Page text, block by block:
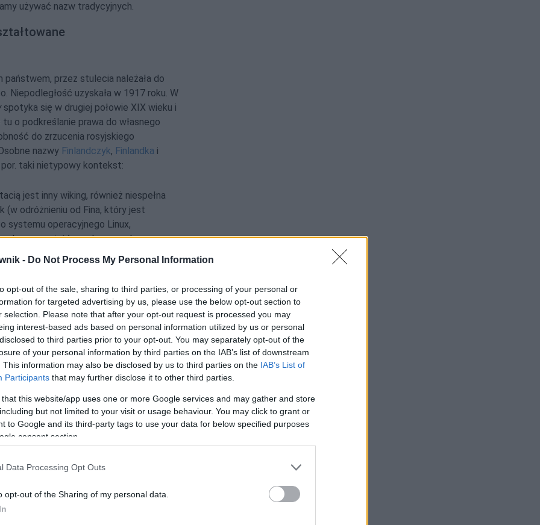
- Do Not Process My Personal Information
opt-out of the sale, sharing to third parties, or processing of your personal or
for targeted advertising by us, please use the below opt-out section to
selection. Please note that after your opt-out request is processed you may
interest-based ads based on personal information utilized by us or personal
to third parties prior to your opt-out. You may separately opt-out of the
of your personal information by third parties on the IAB’s list of downstream
This information may also be disclosed by us to third parties on the IAB’s List of
Participants that may further disclose it to other third parties.
that this website/app uses one or more Google services and may gather and store
but not limited to your visit or usage behaviour. You may click to grant or
to Google and its third-party tags to use your data for below specified purposes
consent section.
Data Processing Opt Outs
opt-out of the Sharing of my personal data.
używać nazw tradycyjnych.
państwem, przez stulecia należała do
Niepodległość uzyskała w 1917 roku. W
spotyka się w drugiej połowie XIX wieku i
o podkreślanie prawa do własnego
do zrzucenia rosyjskiego
nazwy Finlandczyk, Finlandka i
taki nietypowy kontekst:
jest inny wiking, również niespełna
(w odróżnieniu od Fina, który jest
systemu operacyjnego Linux,
programistów połączonych
o niepoprawność i głosy, by zastąpić je
tworzonych od nazwy kraju
jednolitym narodowościowo, Finowie
żyje tam bardzo mało.
zarówno członka tego ludu, jak i
Kazachstanu, tzn.
w uzusie. Gdybyśmy jednak
tej nazwy używać.